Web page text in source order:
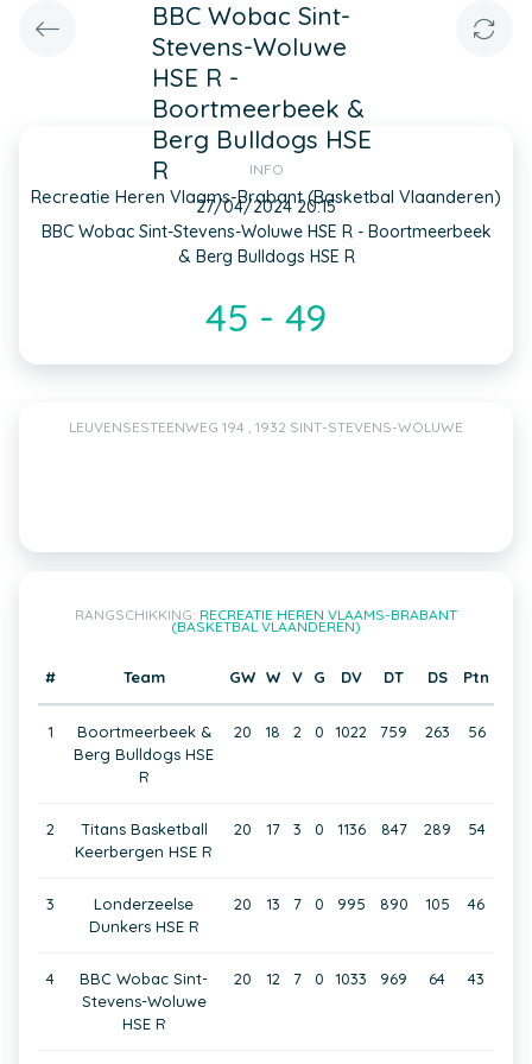
BBC Wobac Sint-
Stevens-Woluwe
HSE R -
Boortmeerbeek &
Berg Bulldogs HSE
R
Recreatie Heren Vlaams-Brabant (Basketbal Vlaanderen)
INFO
27/04/2024 20:15
BBC Wobac Sint-Stevens-Woluwe HSE R - Boortmeerbeek
& Berg Bulldogs HSE R
45 - 49
LEUVENSESTEENWEG 194 , 1932 SINT-STEVENS-WOLUWE
RANGSCHIKKING: RECREATIE HEREN VLAAMS-BRABANT
(BASKETBAL VLAANDEREN)
# Team GW W V G DV DT DS Ptn
1
Boortmeerbeek &
Berg Bulldogs HSE
R
20 18 2 0 1022 759 263 56
2
Titans Basketball
Keerbergen HSE R
20 17 3 0 1136 847 289 54
3
Londerzeelse
Dunkers HSE R
20 13 7 0 995 890 105 46
4
BBC Wobac Sint-
Stevens-Woluwe
HSE R
20 12 7 0 1033 969 64 43